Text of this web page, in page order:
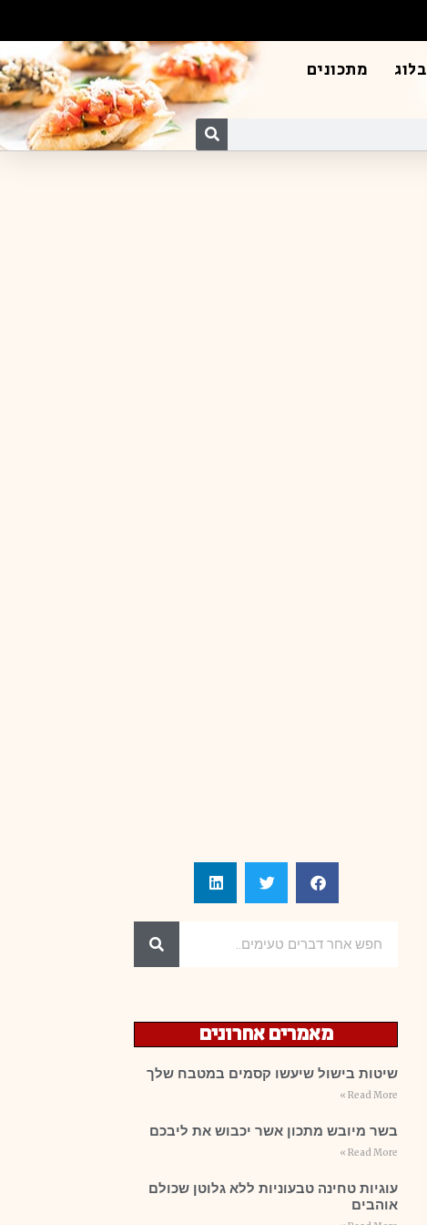
בלוג מתכונים
מאמרים אחרונים
שיטות בישול שיעשו קסמים במטבח שלך
Read More »
בשר מיובש מתכון אשר יכבוש את ליבכם
Read More »
עוגיות טחינה טבעוניות ללא גלוטן שכולם
אוהבים